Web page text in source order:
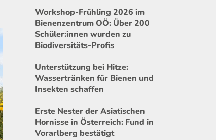
Workshop-Frühling 2026 im
Bienenzentrum OÖ: Über 200
Schüler:innen wurden zu
Biodiversitäts-Profis
Unterstützung bei Hitze:
Wassertränken für Bienen und
Insekten schaffen
Erste Nester der Asiatischen
Hornisse in Österreich: Fund in
Vorarlberg bestätigt